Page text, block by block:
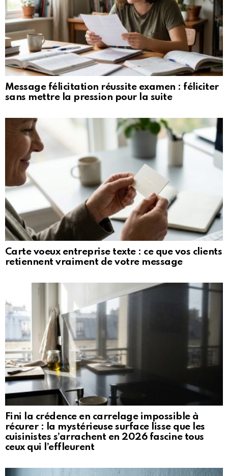
Message félicitation réussite examen : féliciter
sans mettre la pression pour la suite
Carte voeux entreprise texte : ce que vos clients
retiennent vraiment de votre message
Fini la crédence en carrelage impossible à
récurer : la mystérieuse surface lisse que les
cuisinistes s’arrachent en 2026 fascine tous
ceux qui l’effleurent